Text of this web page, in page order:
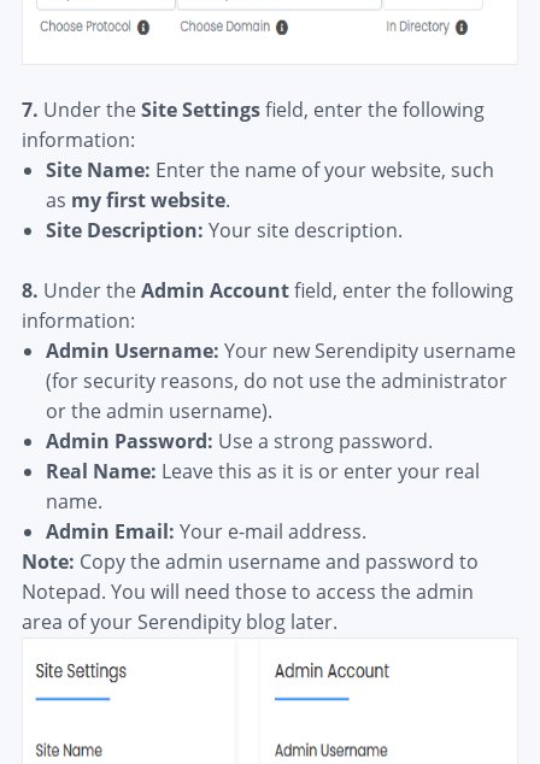
7. Under theSite Settingsfield, enter the following
information:
Site Name: Enter the name of your website, such
as my first website.
Site Description: Your site description.
8. Under theAdmin Accountfield, enter the following
information:
Admin Username: Your new Serendipity username
(for security reasons, do not use the administrator
or the admin username).
Admin Password: Use a strong password.
Real Name: Leave this as it is or enter your real
name.
Admin Email: Your e-mail address.
Note: Copy the admin username and password to
Notepad. You will need those to access the admin
area of your Serendipity blog later.